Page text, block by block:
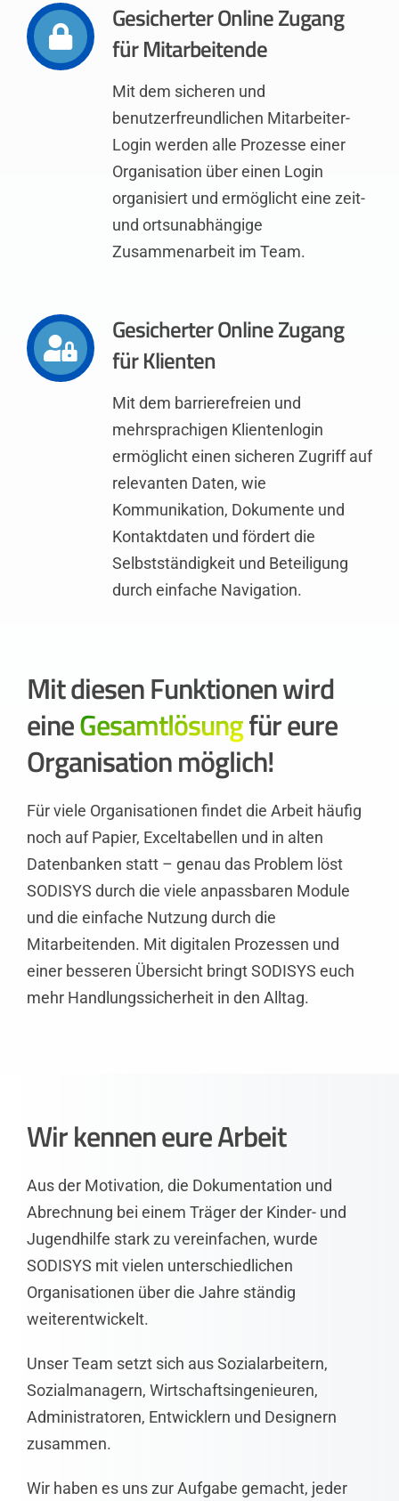
Gesicherter Online Zugang
für Mitarbeitende
Mit dem sicheren und
benutzerfreundlichen Mitarbeiter-
Login werden alle Prozesse einer
Organisation über einen Login
organisiert und ermöglicht eine zeit-
und ortsunabhängige
Zusammenarbeit im Team.
Gesicherter Online Zugang
für Klienten
Mit dem barrierefreien und
mehrsprachigen Klientenlogin
ermöglicht einen sicheren Zugriff auf
relevanten Daten, wie
Kommunikation, Dokumente und
Kontaktdaten und fördert die
Selbstständigkeit und Beteiligung
durch einfache Navigation.
Mit diesen Funktionen wird
eineGesamtlösungfür eure
Organisation möglich!
Für viele Organisationen findet die Arbeit häufig
noch auf Papier, Exceltabellen und in alten
Datenbanken statt – genau das Problem löst
SODISYS durch die viele anpassbaren Module
und die einfache Nutzung durch die
Mitarbeitenden. Mit digitalen Prozessen und
einer besseren Übersicht bringt SODISYS euch
mehr Handlungssicherheit in den Alltag.
Wir kennen eure Arbeit
Aus der Motivation, die Dokumentation und
Abrechnung bei einem Träger der Kinder- und
Jugendhilfe stark zu vereinfachen, wurde
SODISYS mit vielen unterschiedlichen
Organisationen über die Jahre ständig
weiterentwickelt.
Unser Team setzt sich aus Sozialarbeitern,
Sozialmanagern, Wirtschaftsingenieuren,
Administratoren, Entwicklern und Designern
zusammen.
Wir haben es uns zur Aufgabe gemacht, jeder